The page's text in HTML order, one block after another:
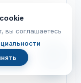
с
вы соглашаетесь